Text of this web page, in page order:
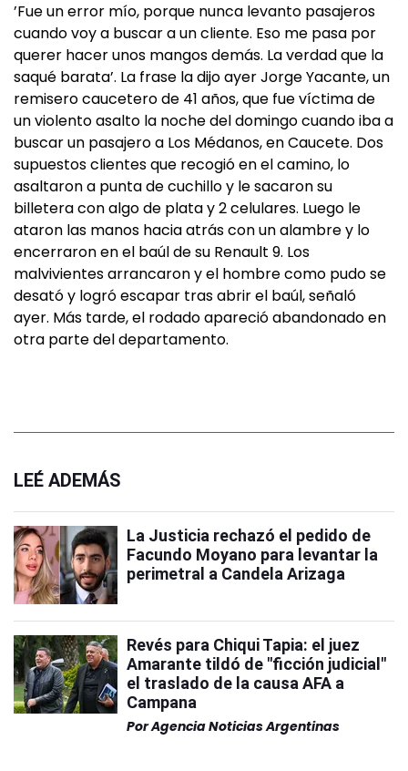
’Fue un error mío, porque nunca levanto pasajeros
cuando voy a buscar a un cliente. Eso me pasa por
querer hacer unos mangos demás. La verdad que la
saqué barata’. La frase la dijo ayer Jorge Yacante, un
remisero caucetero de 41 años, que fue víctima de
un violento asalto la noche del domingo cuando iba a
buscar un pasajero a Los Médanos, en Caucete. Dos
supuestos clientes que recogió en el camino, lo
asaltaron a punta de cuchillo y le sacaron su
billetera con algo de plata y 2 celulares. Luego le
ataron las manos hacia atrás con un alambre y lo
encerraron en el baúl de su Renault 9. Los
malvivientes arrancaron y el hombre como pudo se
desató y logró escapar tras abrir el baúl, señaló
ayer. Más tarde, el rodado apareció abandonado en
otra parte del departamento.
LEÉ ADEMÁS
La Justicia rechazó el pedido de
Facundo Moyano para levantar la
perimetral a Candela Arizaga
Revés para Chiqui Tapia: el juez
Amarante tildó de "ficción judicial"
el traslado de la causa AFA a
Campana
PorAgencia Noticias Argentinas